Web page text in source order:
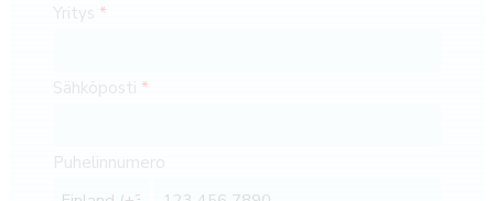
Yritys
Sähköposti
Puhelinnumero